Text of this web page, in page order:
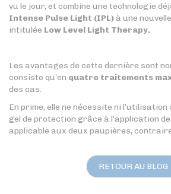
vu le jour, et combine une technologie
Intense Pulse Light (IPL)à une
intitulée Low Level Light Therapy.
Les avantages de cette dernière sont
consiste qu’en quatre traitements
des cas.
En prime, elle ne nécessite ni l’utilisation
gel de protection grâce à l’application
applicable aux deux paupières,
RETOUR AU BLOG